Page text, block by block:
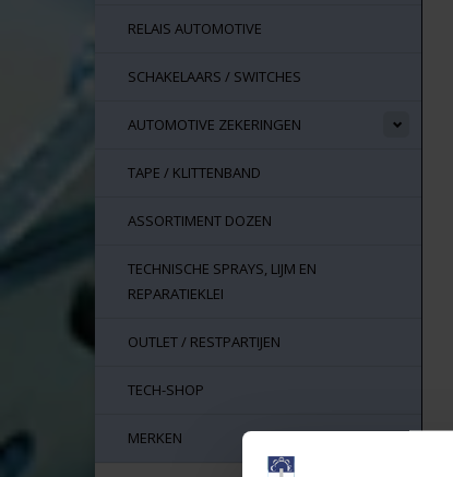
RELAIS AUTOMOTIVE
SCHAKELAARS / SWITCHES
AUTOMOTIVE ZEKERINGEN
TAPE / KLITTENBAND
ASSORTIMENT DOZEN
TECHNISCHE SPRAYS, LIJM EN
REPARATIEKLEI
OUTLET / RESTPARTIJEN
TECH-SHOP
MERKEN